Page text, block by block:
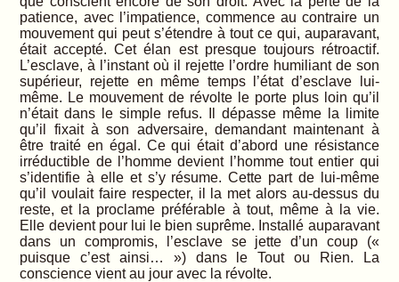
patience, avec l’impatience, commence au contraire un
mouvement qui peut s’étendre à tout ce qui, auparavant,
était accepté. Cet élan est presque toujours rétroactif.
L’esclave, à l’instant où il rejette l’ordre humiliant de son
supérieur, rejette en même temps l’état d’esclave lui-
même. Le mouvement de révolte le porte plus loin qu’il
n’était dans le simple refus. Il dépasse même la limite
qu’il fixait à son adversaire, demandant maintenant à
être traité en égal. Ce qui était d’abord une résistance
irréductible de l’homme devient l’homme tout entier qui
s’identifie à elle et s’y résume. Cette part de lui-même
qu’il voulait faire respecter, il la met alors au-dessus du
reste, et la proclame préférable à tout, même à la vie.
Elle devient pour lui le bien suprême. Installé auparavant
dans un compromis, l’esclave se jette d’un coup («
puisque c’est ainsi… ») dans le Tout ou Rien. La
conscience vient au jour avec la révolte.